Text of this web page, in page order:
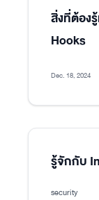
สิ่งที่ต้อง
Hooks
Dec. 18, 2024
รู้จักกับ
security